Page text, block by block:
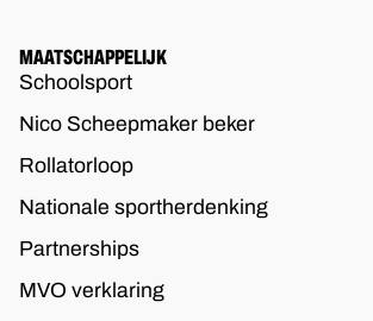
MAATSCHAPPELIJK
Schoolsport
Nico Scheepmaker beker
Rollatorloop
Nationale sportherdenking
Partnerships
MVO verklaring